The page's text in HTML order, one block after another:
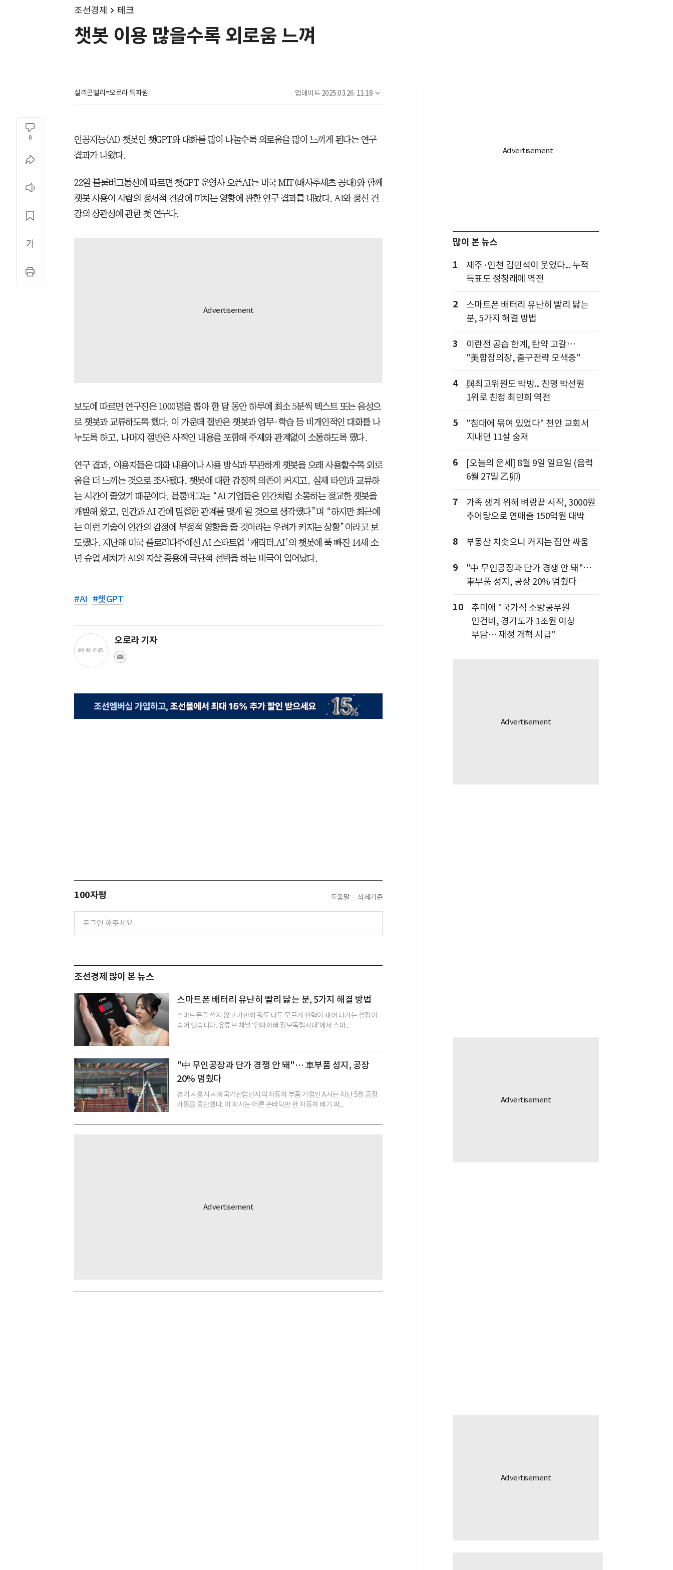
조선경제 테크
챗봇 이용 많을수록 외로움 느껴
실리콘밸리=오로라 특파원 업데이트 2025.03.26. 11:18
0
인공지능(AI) 챗봇인 챗GPT와 대화를 많이 나눌수록 외로움을 많이 느끼게 된다는 연구
결과가 나왔다.
22일 블룸버그통신에 따르면 챗GPT 운영사 오픈AI는 미국 MIT(매사추세츠 공대)와 함께
챗봇 사용이 사람의 정서적 건강에 미치는 영향에 관한 연구 결과를 내놨다. AI와 정신 건
강의 상관성에 관한 첫 연구다.
보도에 따르면 연구진은 1000명을 뽑아 한 달 동안 하루에 최소 5분씩 텍스트 또는 음성으
로 챗봇과 교류하도록 했다. 이 가운데 절반은 챗봇과 업무·학습 등 비개인적인 대화를 나
누도록 하고, 나머지 절반은 사적인 내용을 포함해 주제와 관계없이 소통하도록 했다.
연구 결과, 이용자들은 대화 내용이나 사용 방식과 무관하게 챗봇을 오래 사용할수록 외로
움을 더 느끼는 것으로 조사됐다. 챗봇에 대한 감정적 의존이 커지고, 실제 타인과 교류하
는 시간이 줄었기 때문이다. 블룸버그는 “AI 기업들은 인간처럼 소통하는 정교한 챗봇을
개발해 왔고, 인간과 AI 간에 밀접한 관계를 맺게 될 것으로 생각했다”며 “하지만 최근에
는 이런 기술이 인간의 감정에 부정적 영향을 줄 것이라는 우려가 커지는 상황”이라고 보
도했다. 지난해 미국 플로리다주에선 AI 스타트업 ‘캐릭터.AI’의 챗봇에 푹 빠진 14세 소
년 슈얼 세처가 AI의 자살 종용에 극단적 선택을 하는 비극이 일어났다.
#AI #챗GPT
오로라 기자
100자평 도움말 삭제기준
조선경제 많이 본 뉴스
스마트폰 배터리 유난히 빨리 닳는 분, 5가지 해결 방법
스마트폰을 쓰지 않고 가만히 둬도 나도 모르게 전력이 새어 나가는 설정이
숨어 있습니다. 유튜브 채널 ‘엄마아빠 정보독립시대’에서 스마...
"中 무인공장과 단가 경쟁 안 돼"… 車부품 성지, 공장
20% 멈췄다
경기 시흥시 시화국가산업단지의 자동차 부품 기업인 A사는 지난 5월 공장
가동을 중단했다. 이 회사는 어른 손바닥만 한 자동차 배기 파...
많이 본 뉴스
1
제주·인천 김민석이 웃었다... 누적
득표도 정청래에 역전
2
스마트폰 배터리 유난히 빨리 닳는
분, 5가지 해결 방법
3
이란전 공습 한계, 탄약 고갈…
"美합참의장, 출구전략 모색중"
4
與최고위원도 박빙... 친명 박선원
1위로 친청 최민희 역전
5
"침대에 묶여 있었다" 천안 교회서
지내던 11살 숨져
6
[오늘의 운세] 8월 9일 일요일 (음력
6월 27일 乙卯)
7
가족 생계 위해 벼랑끝 시작, 3000원
추어탕으로 연매출 150억원 대박
8 부동산 치솟으니 커지는 집안 싸움
9
"中 무인공장과 단가 경쟁 안 돼"…
車부품 성지, 공장 20% 멈췄다
10
추미애 "국가직 소방공무원
인건비, 경기도가 1조원 이상
부담… 재정 개혁 시급"